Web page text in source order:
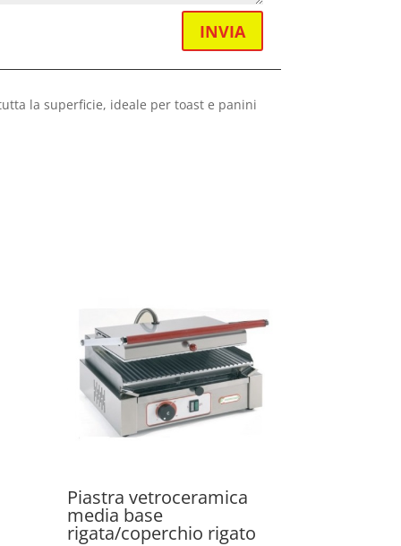
INVIA
la superficie, ideale per toast e panini
Piastra vetroceramica
media base
rigata/coperchio rigato